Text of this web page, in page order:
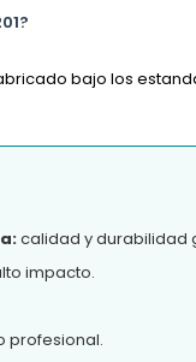
bajo los
calidad y durabilidad
impacto.
profesional.